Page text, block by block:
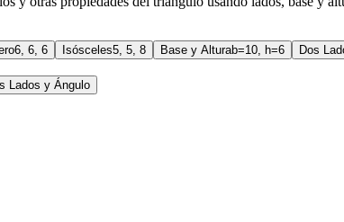
6, 6, 6 Isósceles5, 5, 8 Base y Alturab=10, h=6 Dos
Lados y Ángulo